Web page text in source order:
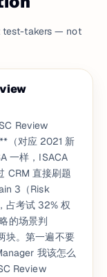
test-takers — not
Review
（对应 2021 新
一样，ISACA
CRM 直接刷题
3（Risk
占考试 32% 权
的场景判
块。第一遍不要
我该怎么
Review